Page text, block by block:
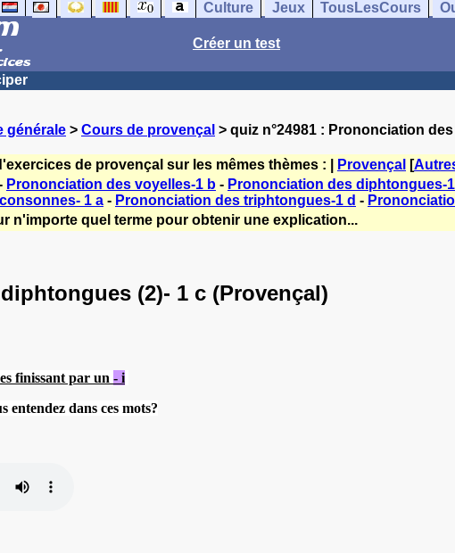
Culture Jeux TousLesCours
Créer un test
générale > Cours de provençal > quiz n°24981 : Prononciation
de provençal sur les mêmes thèmes : | Provençal [
Prononciation des voyelles-1 b - Prononciation des diphtongues-
1 a - Prononciation des triphtongues-1 d -
n'importe quel terme pour obtenir une explication...
(2)- 1 c (Provençal)
finissant par un - i
entendez dans ces mots?